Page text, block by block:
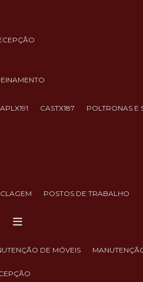
CAPLX191 CASTX187 POLTRONAS
POSTOS DE TRABALHO
DE MÓVEIS